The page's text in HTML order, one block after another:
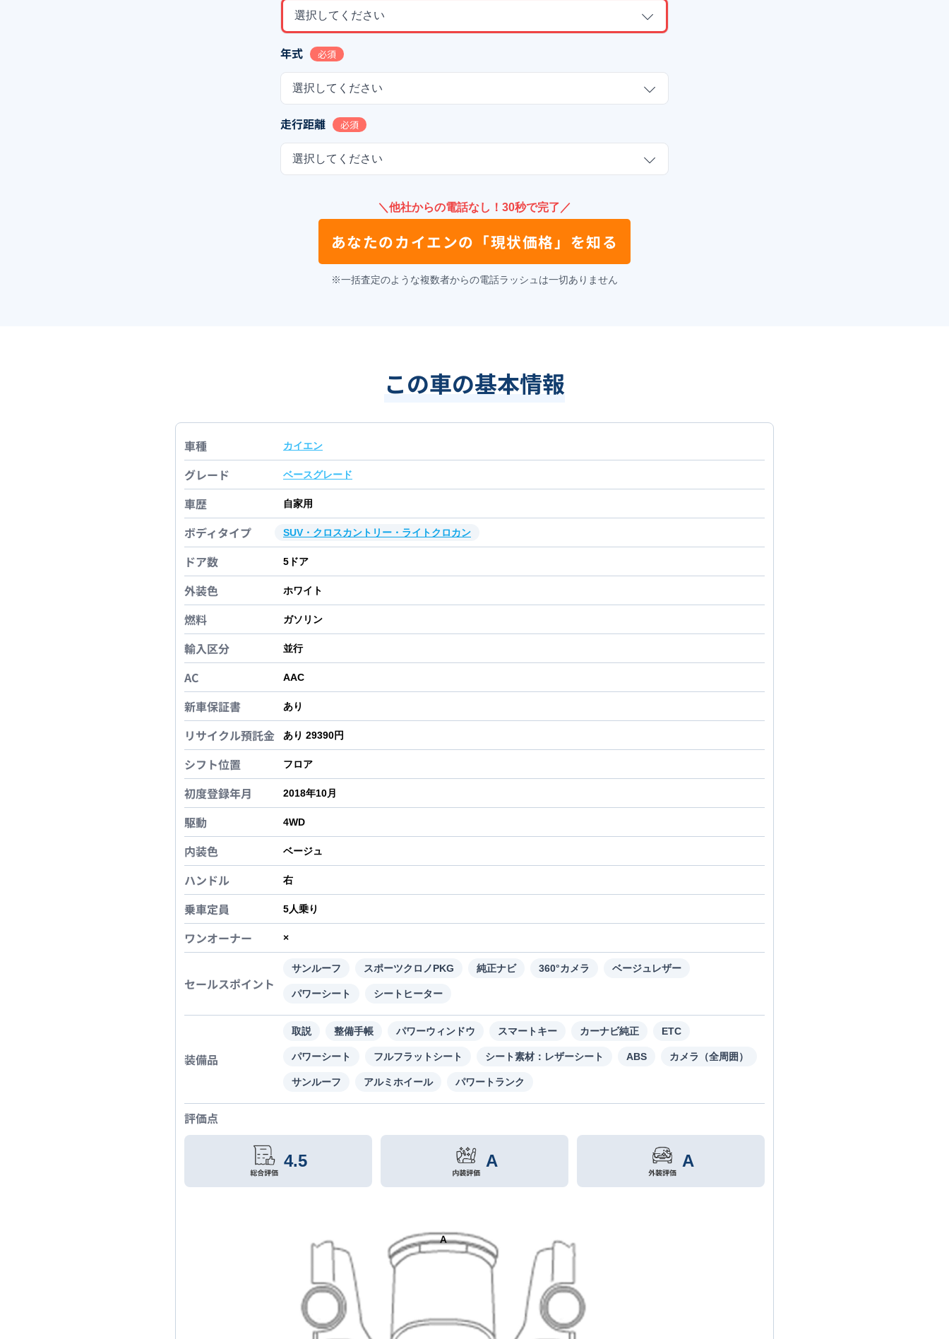
選択してください
年式 必須
選択してください
走行距離 必須
選択してください
＼他社からの電話なし！30秒で完了／
あなたのカイエンの 「現状価格」を知る
※一括査定のような複数者からの電話ラッシュは一切ありません
この車の基本情報
車種 カイエン
グレード ベースグレード
車歴 自家用
ボディタイプ SUV・クロスカントリー・ライトクロカン
ドア数 5 ドア
外装色 ホワイト
燃料 ガソリン
輸入区分 並行
AC AAC
新車保証書 あり
リサイクル預託金 あり 29390円
シフト位置 フロア
初度登録年月 2018年10月
駆動 4WD
内装色 ベージュ
ハンドル 右
乗車定員 5人乗り
ワンオーナー ×
セールスポイント
サンルーフ スポーツクロノPKG 純正ナビ 360°カメラ ベージュレザー
パワーシート シートヒーター
装備品
取説 整備手帳 パワーウィンドウ スマートキー カーナビ純正 ETC
パワーシート フルフラットシート シート素材：レザーシート ABS カメラ（全周囲）
サンルーフ アルミホイール パワートランク
評価点
4.5 A A